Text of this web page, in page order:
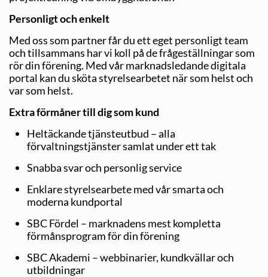
Personligt och enkelt
Med oss som partner får du ett eget personligt team
och tillsammans har vi koll på de frågeställningar som
rör din förening. Med vår marknadsledande digitala
portal kan du sköta styrelsearbetet när som helst och
var som helst.
Extra förmåner till dig som kund
Heltäckande tjänsteutbud – alla
förvaltningstjänster samlat under ett tak
Snabba svar och personlig service
Enklare styrelsearbete med vår smarta och
moderna kundportal
SBC Fördel – marknadens mest kompletta
förmånsprogram för din förening
SBC Akademi – webbinarier, kundkvällar och
utbildningar